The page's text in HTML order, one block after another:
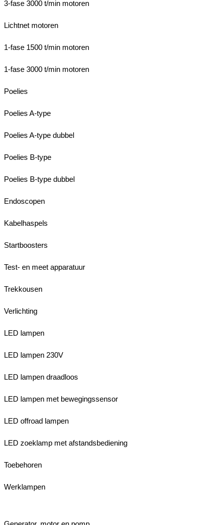
3-fase 3000 t/min motoren
Lichtnet motoren
1-fase 1500 t/min motoren
1-fase 3000 t/min motoren
Poelies
Poelies A-type
Poelies A-type dubbel
Poelies B-type
Poelies B-type dubbel
Endoscopen
Kabelhaspels
Startboosters
Test- en meet apparatuur
Trekkousen
Verlichting
LED lampen
LED lampen 230V
LED lampen draadloos
LED lampen met bewegingssensor
LED offroad lampen
LED zoeklamp met afstandsbediening
Toebehoren
Werklampen